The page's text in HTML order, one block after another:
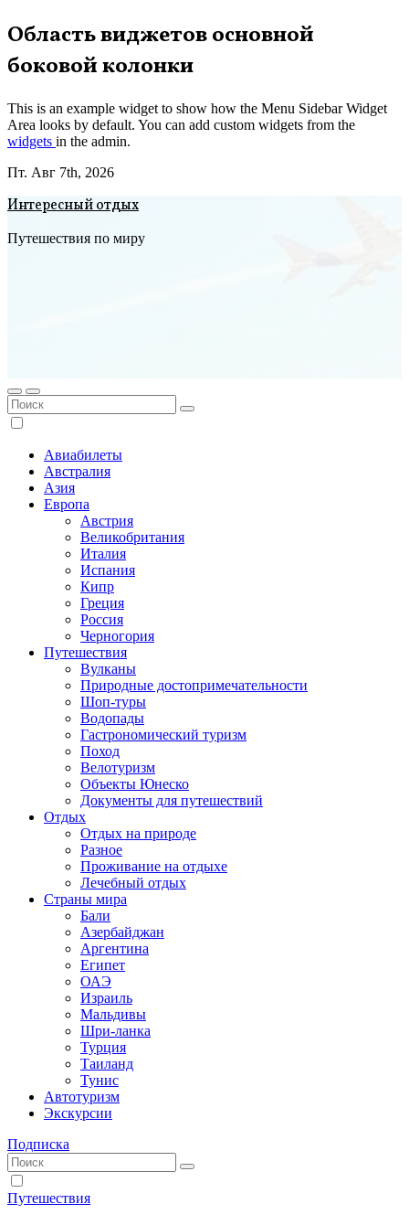
Перейти
к
содержимому
Область виджетов основной
боковой колонки
This is an example widget to show how the Menu Sidebar Widget
Area looks by default. You can add custom widgets from the
widgets in the admin.
Пт. Авг 7th, 2026
Интересный отдых
Путешествия по миру
Авиабилеты
Австралия
Азия
Европа
Австрия
Великобритания
Италия
Испания
Кипр
Греция
Россия
Черногория
Путешествия
Вулканы
Природные достопримечательности
Шоп-туры
Водопады
Гастрономический туризм
Поход
Велотуризм
Объекты Юнеско
Документы для путешествий
Отдых
Отдых на природе
Разное
Проживание на отдыхе
Лечебный отдых
Страны мира
Бали
Азербайджан
Аргентина
Египет
ОАЭ
Израиль
Мальдивы
Шри-ланка
Турция
Таиланд
Тунис
Автотуризм
Экскурсии
Подписка
Путешествия